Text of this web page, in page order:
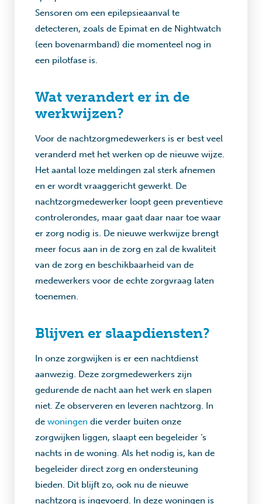
Sensoren om een epilepsieaanval te
detecteren, zoals de Epimat en de Nightwatch
(een bovenarmband) die momenteel nog in
een pilotfase is.
Wat verandert er in de
werkwijzen?
Voor de nachtzorgmedewerkers is er best veel
veranderd met het werken op de nieuwe wijze.
Het aantal loze meldingen zal sterk afnemen
en er wordt vraaggericht gewerkt. De
nachtzorgmedewerker loopt geen preventieve
controlerondes, maar gaat daar naar toe waar
er zorg nodig is. De nieuwe werkwijze brengt
meer focus aan in de zorg en zal de kwaliteit
van de zorg en beschikbaarheid van de
medewerkers voor de echte zorgvraag laten
toenemen.
Blijven er slaapdiensten?
In onze zorgwijken is er een nachtdienst
aanwezig. Deze zorgmedewerkers zijn
gedurende de nacht aan het werk en slapen
niet. Ze observeren en leveren nachtzorg. In
de woningen die verder buiten onze
zorgwijken liggen, slaapt een begeleider ‘s
nachts in de woning. Als het nodig is, kan de
begeleider direct zorg en ondersteuning
bieden. Dit blijft zo, ook nu de nieuwe
nachtzorg is ingevoerd. In deze woningen is